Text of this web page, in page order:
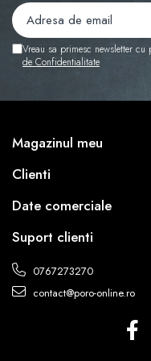
Vreau sa primesc newsletter
de Confidentialitate
Magazinul meu
Clienti
Date comerciale
Suport clienti
0767273270
contact@poro-online.ro